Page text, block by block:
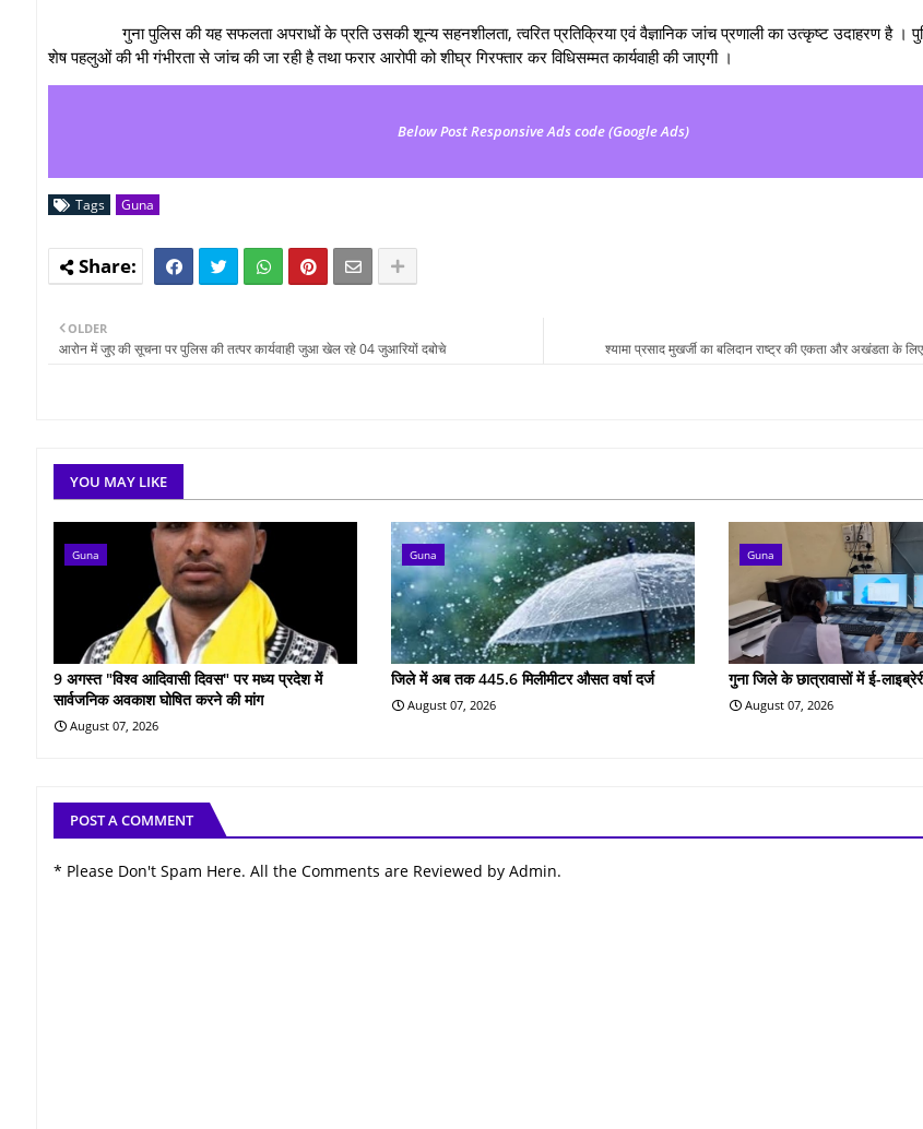
गुना पुलिस की यह सफलता अपराधों के प्रति उसकी शून्य सहनशीलता, त्वरित प्रतिक्रिया एवं वैज्ञानिक जांच प्रणाली का उत्कृष्ट उदाहरण है ।
शेष पहलुओं की भी गंभीरता से जांच की जा रही है तथा फरार आरोपी को शीघ्र गिरफ्तार कर विधिसम्मत कार्यवाही की जाएगी ।
Below Post Responsive Ads code (Google Ads)
Tags Guna
श्यामा प्रसाद मुखर्जी का बलिदान राष्ट्र की एकता और अखंडता के
OLDER
आरोन में जुए की सूचना पर पुलिस की तत्पर कार्यवाही जुआ खेल रहे 04 जुआरियों दबोचे
YOU MAY LIKE
Guna
9 अगस्त "विश्व आदिवासी दिवस" पर मध्य प्रदेश में
सार्वजनिक अवकाश घोषित करने की मांग
August 07, 2026
Guna
जिले में अब तक 445.6 मिलीमीटर औसत वर्षा दर्ज
August 07, 2026
Guna
गुना जिले के छात्रावासों में ई-
August 07, 2026
POST A COMMENT
* Please Don't Spam Here. All the Comments are Reviewed by Admin.